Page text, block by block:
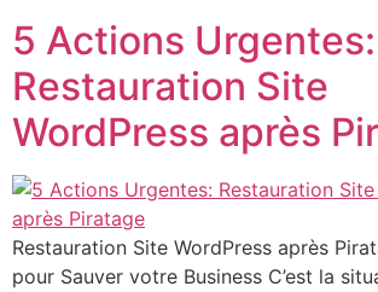
5 Actions Urgentes:
Restauration Site
WordPress après
Restauration Site WordPress après
pour Sauver votre Business C’est la